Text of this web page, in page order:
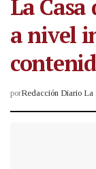
La
a nivel
porRedacción Diario La